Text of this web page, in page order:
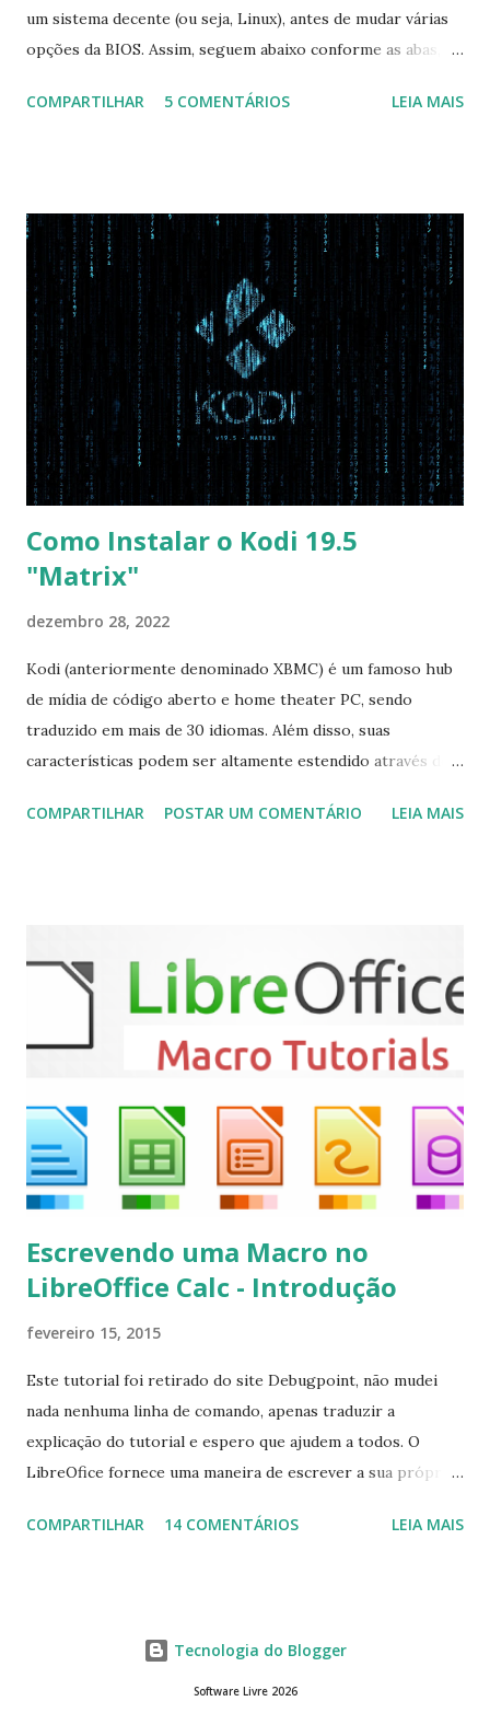
um sistema decente (ou seja, Linux), antes de mudar várias
opções da BIOS. Assim, seguem abaixo conforme as abas, a
Na inicialização aperte F2 para acessar a BIOS e então faça
com Win, deixe essa opção no Auto ) Set AHCI Mode ->
Disabled USB S3 Wake-up -> Enabled Boot: Secure Boot ->
Disabled OS Mode Selection -> UEFI and CSM OS (Essa
opção garante boot com Win e Linux) Boot > Boot Priority
Order USB HDD: SATA CD: SATA HDD: Essa ordem de boot
vai garantir que ele tente primeiro o boot pela USB, depois
pelo CD e por último no HD. Apenas as opções acima são
as necessá...
COMPARTILHAR 5 COMENTÁRIOS LEIA MAIS
Como Instalar o Kodi 19.5
"Matrix"
dezembro 28, 2022
Kodi (anteriormente denominado XBMC) é um famoso hub
de mídia de código aberto e home theater PC, sendo
traduzido em mais de 30 idiomas. Além disso, suas
características podem ser altamente estendido através de
(personal video recorder). A versão final do Kodi 19.5
sudo apt-get install kodi Use o comando a seguir para
instalar codecs de áudio e outros complementos,
executando: $ sudo apt-get install --install-suggests
kodi Para remover, execute: $ sudo apt-get remove
COMPARTILHAR POSTAR UM COMENTÁRIO LEIA MAIS
Escrevendo uma Macro no
LibreOffice Calc - Introdução
fevereiro 15, 2015
Este tutorial foi retirado do site Debugpoint, não mudei
nada nenhuma linha de comando, apenas traduzir a
explicação do tutorial e espero que ajudem a todos. O
LibreOfice fornece uma maneira de escrever a sua própria
aplicativo de escritório. Você pode usar Python ou Basic
iremos criar uma macro que iria colocar a string ' Olá
Mundo' na primeira célula do LibreOffice Calc ou seja, a
COMPARTILHAR 14 COMENTÁRIOS LEIA MAIS
Tecnologia do Blogger
Software Livre 2026